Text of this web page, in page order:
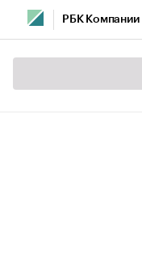
РБК Компании